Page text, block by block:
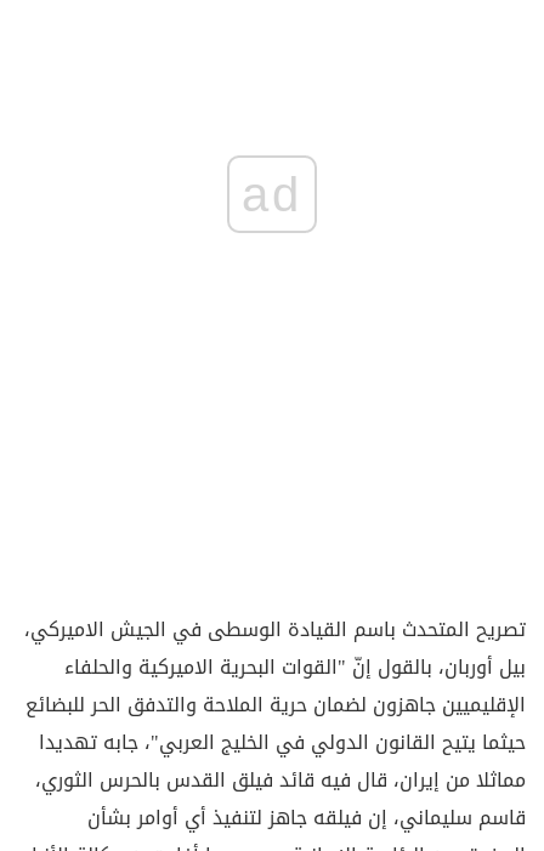
ad
تصريح المتحدث باسم القيادة الوسطى في الجيش الاميركي،
بيل أوربان، بالقول إنّ "القوات البحرية الاميركية والحلفاء
الإقليميين جاهزون لضمان حرية الملاحة والتدفق الحر للبضائع
حيثما يتيح القانون الدولي في الخليج العربي"، جابه تهديدا
مماثلا من إيران، قال فيه قائد فيلق القدس بالحرس الثوري،
قاسم سليماني، إن فيلقه جاهز لتنفيذ أي أوامر بشأن